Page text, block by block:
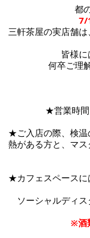
都
7/
三軒茶屋の実店舗
皆様に
何卒ご理
★営業時間
★ご入店の際、検温
熱がある方と、マ
★カフェスペースに
ソーシャルディ
※酒